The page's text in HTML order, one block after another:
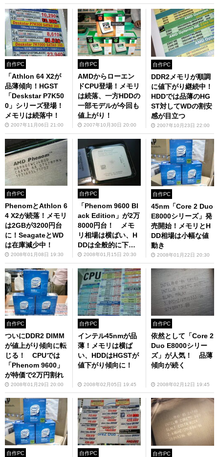
自作PC
「Athlon 64 X2が
品薄傾向！HGST
「Deskstar P7K50
0」シリーズ登場！
メモリは続落中！
2007年11月06日 21:00
自作PC
AMDからローエン
ドCPU登場！メモリ
は続落、一方HDDの
一部モデルが今回も
値上がり！
2007年10月30日 20:00
自作PC
DDR2メモリが順調
に値下がり継続中！
HDDでは品薄のHG
ST対してWDの割安
感が目立つ
2007年10月23日 22:00
自作PC
PhenomとAthlon 6
4 X2が続落！メモリ
は2GBが3200円台
に！SeagateとWD
は在庫減少中！
2008年01月08日 19:30
自作PC
「Phenom 9600 Bl
ack Edition」が2万
8000円台！ メモ
リ相場は横ばい、H
DDは全般的に下落
傾向2008年01月15日 20:30
自作PC
45nm「Core 2 Duo
E8000シリーズ」発
売開始！メモリとH
DD相場は小幅な値
動き
2008年01月22日 20:30
自作PC
ついにDDR2 DIMM
が値上がり傾向に転
じる！ CPUでは
「Phenom 9600」
が特価で2万円割れ
2008年01月29日 20:00
自作PC
インテル45nmが品
薄！メモリは横ば
い、HDDはHGSTが
値下がり傾向に！
2008年02月05日 19:45
自作PC
依然として「Core 2
Duo E8000シリー
ズ」が人気！ 品薄
傾向が続く
2008年02月12日 19:45
自作PC 自作PC 自作PC